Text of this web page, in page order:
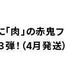
肉」の赤鬼フ
！（4月発送）